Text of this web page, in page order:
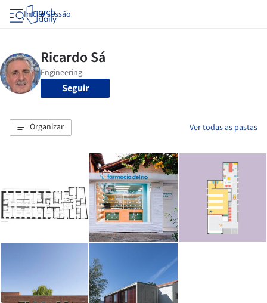
Iniciar sessão
Seguir
Organizar Ver todas as pastas